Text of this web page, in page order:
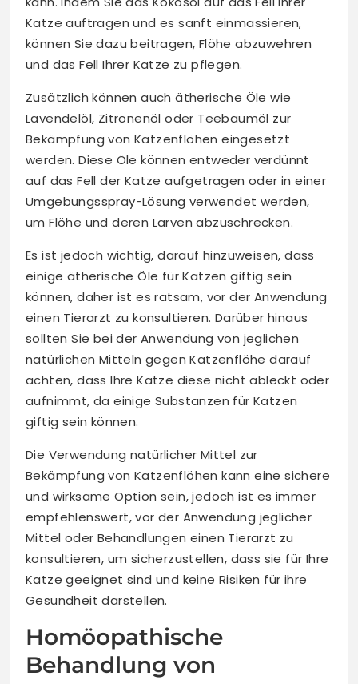
Katze auftragen und es sanft einmassieren,
können Sie dazu beitragen, Flöhe abzuwehren
und das Fell Ihrer Katze zu pflegen.
Zusätzlich können auch ätherische Öle wie
Lavendelöl, Zitronenöl oder Teebaumöl zur
Bekämpfung von Katzenflöhen eingesetzt
werden. Diese Öle können entweder verdünnt
auf das Fell der Katze aufgetragen oder in einer
Umgebungsspray-Lösung verwendet werden,
um Flöhe und deren Larven abzuschrecken.
Es ist jedoch wichtig, darauf hinzuweisen, dass
einige ätherische Öle für Katzen giftig sein
können, daher ist es ratsam, vor der Anwendung
einen Tierarzt zu konsultieren. Darüber hinaus
sollten Sie bei der Anwendung von jeglichen
natürlichen Mitteln gegen Katzenflöhe darauf
achten, dass Ihre Katze diese nicht ableckt oder
aufnimmt, da einige Substanzen für Katzen
giftig sein können.
Die Verwendung natürlicher Mittel zur
Bekämpfung von Katzenflöhen kann eine sichere
und wirksame Option sein, jedoch ist es immer
empfehlenswert, vor der Anwendung jeglicher
Mittel oder Behandlungen einen Tierarzt zu
konsultieren, um sicherzustellen, dass sie für Ihre
Katze geeignet sind und keine Risiken für ihre
Gesundheit darstellen.
Homöopathische
Behandlung von